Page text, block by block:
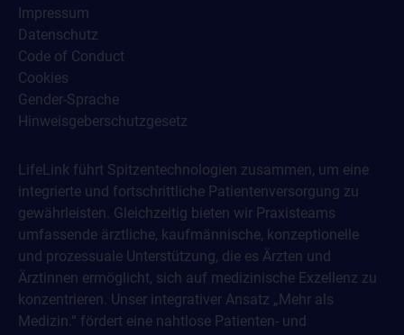
Impressum
Datenschutz
Code of Conduct
Cookies
Gender-Sprache
Hinweisgeberschutzgesetz
LifeLink führt Spitzentechnologien zusammen, um eine
integrierte und fortschrittliche Patientenversorgung zu
gewährleisten. Gleichzeitig bieten wir Praxisteams
umfassende ärztliche, kaufmännische, konzeptionelle
und prozessuale Unterstützung, die es Ärzten und
Ärztinnen ermöglicht, sich auf medizinische Exzellenz zu
konzentrieren. Unser integrativer Ansatz „Mehr als
Medizin.“ fördert eine nahtlose Patienten- und